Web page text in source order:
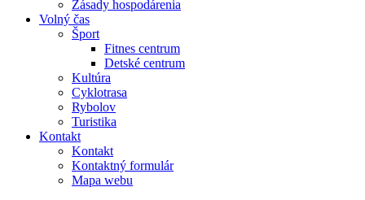
Zásady hospodárenia
Volný čas
Šport
Fitnes centrum
Detské centrum
Kultúra
Cyklotrasa
Rybolov
Turistika
Kontakt
Kontakt
Kontaktný formulár
Mapa webu